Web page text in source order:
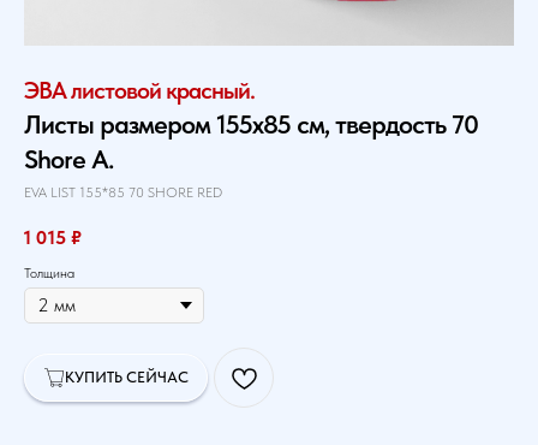
ЭВА листовой красный.
Листы размером 155х85 см, твердость 70
Shore A.
EVA LIST 155*85 70 SHORE RED
1 015 ₽
Толщина
КУПИТЬ СЕЙЧАС